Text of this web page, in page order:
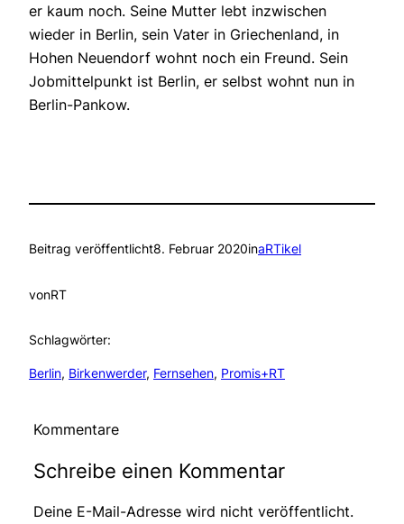
er kaum noch. Seine Mutter lebt inzwischen
wieder in Berlin, sein Vater in Griechenland, in
Hohen Neuendorf wohnt noch ein Freund. Sein
Jobmittelpunkt ist Berlin, er selbst wohnt nun in
Berlin-Pankow.
Beitrag veröffentlicht8. Februar 2020inaRTikel
vonRT
Schlagwörter:
Berlin, Birkenwerder, Fernsehen, Promis+RT
Kommentare
Schreibe einen Kommentar
Deine E-Mail-Adresse wird nicht veröffentlicht.